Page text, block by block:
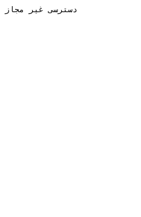
دسترسی غیر مجاز